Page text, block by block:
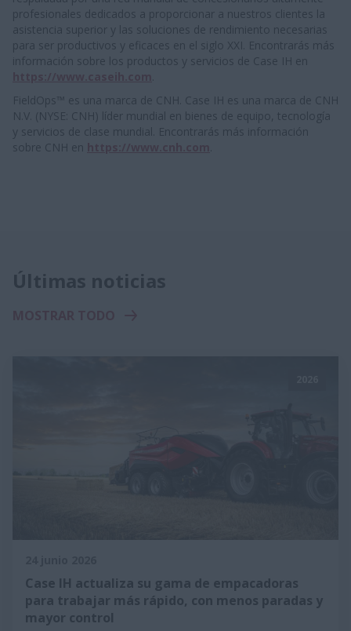
profesionales dedicados a proporcionar a nuestros clientes la
asistencia superior y las soluciones de rendimiento necesarias
para ser productivos y eficaces en el siglo XXI. Encontrarás más
información sobre los productos y servicios de Case IH en
FieldOps™ es una marca de CNH. Case IH es una marca de CNH
N.V. (NYSE: CNH) líder mundial en bienes de equipo, tecnología
y servicios de clase mundial. Encontrarás más información
sobre CNH en
Últimas noticias
Case IH actualiza su gama de empacadoras
para trabajar más rápido, con menos paradas y
mayor control